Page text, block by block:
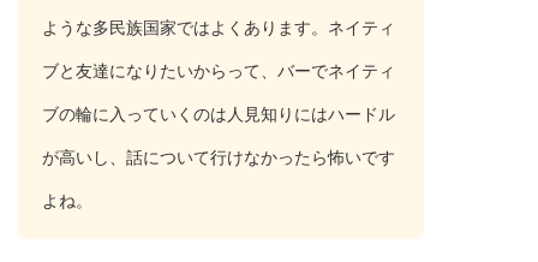
ような多民族国家ではよくあります。ネイティ
ブと友達になりたいからって、バーでネイティ
ブの輪に入っていくのは人見知りにはハードル
が高いし、話について行けなかったら怖いです
よね。